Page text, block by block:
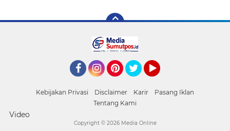
Kebijakan Privasi Disclaimer Karir
Pasang Iklan
Tentang Kami
Video
Copyright © 2026 Media Online